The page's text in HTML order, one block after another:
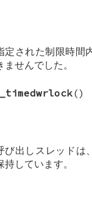
定された制限時間
ませんでした。
()
び出しスレッドは
持しています。